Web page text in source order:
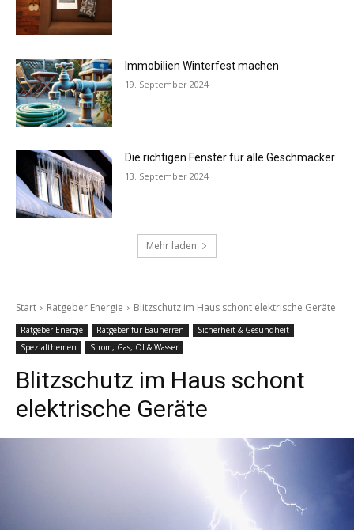
Immobilien Winterfest machen
19. September 2024
Die richtigen Fenster für alle Geschmäcker
13. September 2024
Mehr laden